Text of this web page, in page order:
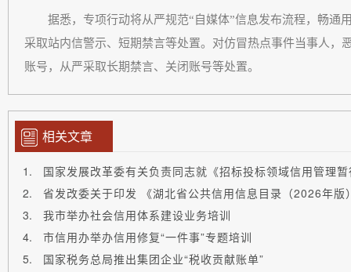
据悉，专项行动将从严规范“自媒体”信息发布流程，畅通
采取站内信警示、短期禁言等处置。对仿冒热点事件当事人
账号，从严采取长期禁言、关闭账号等处置。
相关文章
国家发展改革委有关负责同志就《招标投标领域信用管理
省发改委关于印发 《湖北省公共信用信息目录（2026年版
我市举办社会信用体系建设业务培训
市信用办举办信用修复“一件事”专题培训
国家税务总局推出集团企业“税收贡献账单”